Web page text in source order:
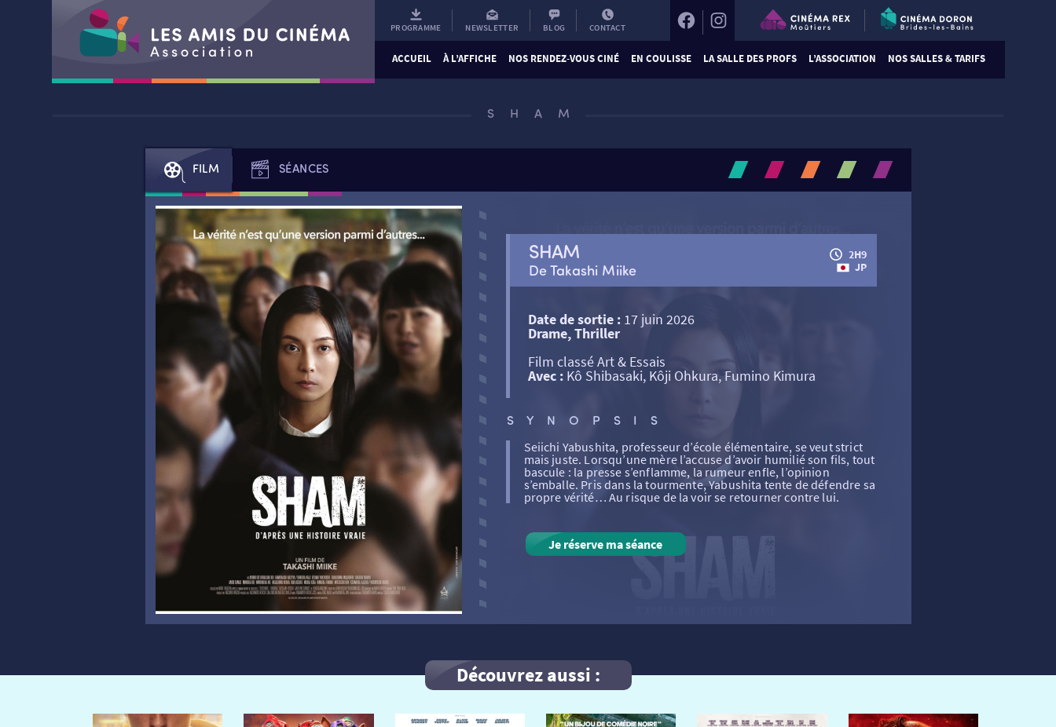
PROGRAMME NEWSLETTER BLOG CONTACT
ACCUEIL À L’AFFICHE NOS RENDEZ-VOUS CINÉ EN COULISSE LA SALLE DES PROFS L’ASSOCIATION NOS SALLES & TARIFS
SHAM
FILM SÉANCES
SHAM
De Takashi Miike
2H9
JP
Date de sortie : 17 juin 2026
Drame, Thriller
Film classé Art & Essais
Avec :Kô Shibasaki, Kôji Ohkura, Fumino Kimura
SYNOPSIS
Seiichi Yabushita, professeur d’école élémentaire, se veut strict
mais juste. Lorsqu’une mère l’accuse d’avoir humilié son fils, tout
bascule : la presse s’enflamme, la rumeur enfle, l’opinion
s’emballe. Pris dans la tourmente, Yabushita tente de défendre sa
propre vérité… Au risque de la voir se retourner contre lui.
Je réserve ma séance
Découvrez aussi :